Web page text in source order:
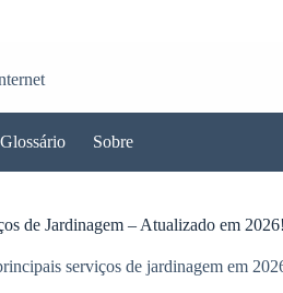
Glossário Sobre
de Jardinagem – Atualizado em 2026!
serviços de jardinagem em